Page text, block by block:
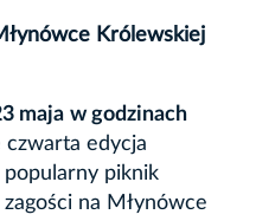
Królewskiej
maja w godzinach
czwarta edycja
popularny piknik
na Młynówce